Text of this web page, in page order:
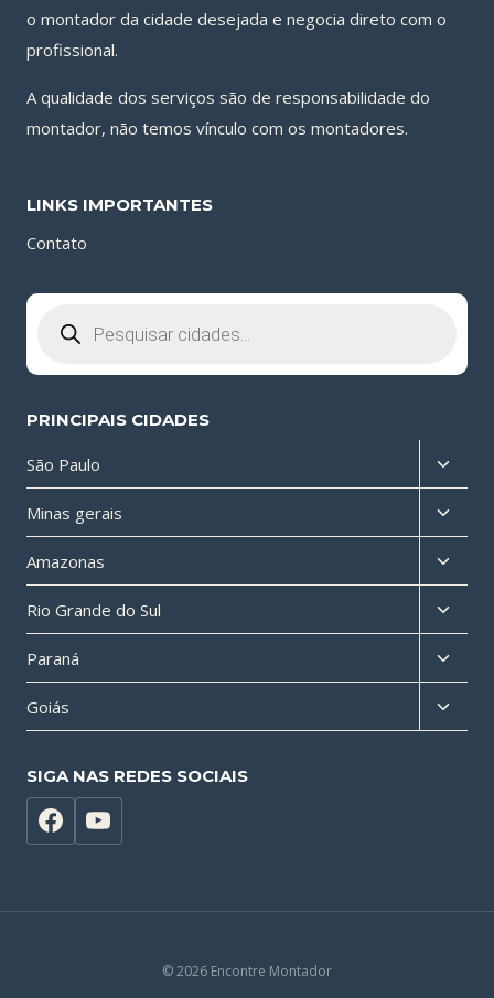
o montador da cidade desejada e negocia direto com o
profissional.
A qualidade dos serviços são de responsabilidade do
montador, não temos vínculo com os montadores.
LINKS IMPORTANTES
Contato
produtos
PRINCIPAIS CIDADES
São Paulo
menu
filho
Minas gerais
menu
filho
Amazonas
menu
filho
Rio Grande do Sul
menu
filho
Paraná
menu
filho
Goiás
menu
SIGA NAS REDES SOCIAIS
© 2026 Encontre Montador